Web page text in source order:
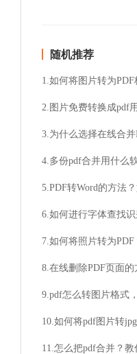
随机推荐
9.pdf怎么转图片格式
10.如何将pdf图片转
11.怎么把pdf合并？